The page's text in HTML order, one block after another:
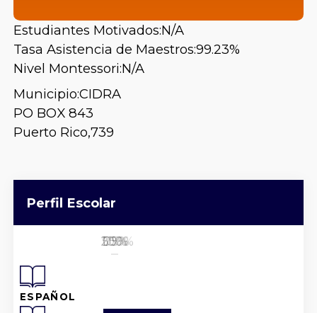
Estudiantes Motivados:N/A
Tasa Asistencia de Maestros:99.23%
Nivel Montessori:N/A
Municipio:CIDRA
PO BOX 843
Puerto Rico,739
Perfil Escolar
ESPAÑOL
0%
25%
50%
75%
100%